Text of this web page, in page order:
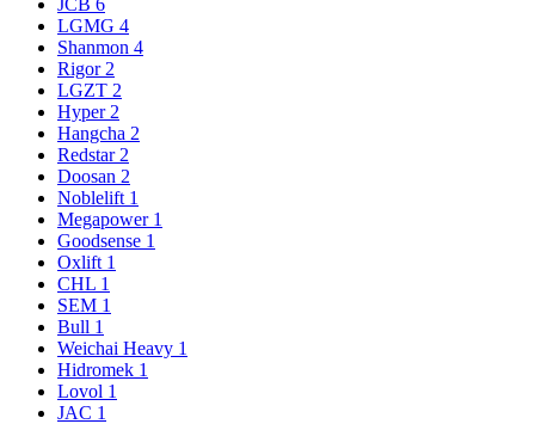
JCB 6
LGMG 4
Shanmon 4
Rigor 2
LGZT 2
Hyper 2
Hangcha 2
Redstar 2
Doosan 2
Noblelift 1
Megapower 1
Goodsense 1
Oxlift 1
CHL 1
SEM 1
Bull 1
Weichai Heavy 1
Hidromek 1
Lovol 1
JAC 1